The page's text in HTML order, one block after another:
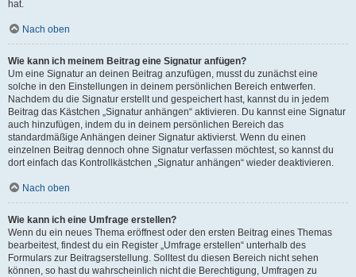
hat.
Nach oben
Wie kann ich meinem Beitrag eine Signatur anfügen?
Um eine Signatur an deinen Beitrag anzufügen, musst du zunächst eine
solche in den Einstellungen in deinem persönlichen Bereich entwerfen.
Nachdem du die Signatur erstellt und gespeichert hast, kannst du in jedem
Beitrag das Kästchen „Signatur anhängen“ aktivieren. Du kannst eine Signatur
auch hinzufügen, indem du in deinem persönlichen Bereich das
standardmäßige Anhängen deiner Signatur aktivierst. Wenn du einen
einzelnen Beitrag dennoch ohne Signatur verfassen möchtest, so kannst du
dort einfach das Kontrollkästchen „Signatur anhängen“ wieder deaktivieren.
Nach oben
Wie kann ich eine Umfrage erstellen?
Wenn du ein neues Thema eröffnest oder den ersten Beitrag eines Themas
bearbeitest, findest du ein Register „Umfrage erstellen“ unterhalb des
Formulars zur Beitragserstellung. Solltest du diesen Bereich nicht sehen
können, so hast du wahrscheinlich nicht die Berechtigung, Umfragen zu